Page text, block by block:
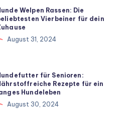
Welpen Rassen: Die
Vierbeiner für dein
August 31, 2024
für Senioren:
Rezepte für ein
Hundeleben
August 30, 2024